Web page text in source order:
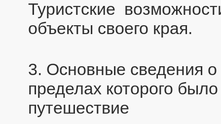
Туристские
объекты своего края.
3. Основные сведения о
пределах которого
путешествие